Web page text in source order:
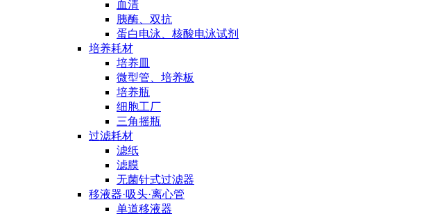
血清
胰酶、双抗
蛋白电泳、核酸电泳试剂
培养耗材
培养皿
微型管、培养板
培养瓶
细胞工厂
三角摇瓶
过滤耗材
滤纸
滤膜
无菌针式过滤器
移液器·吸头·离心管
单道移液器